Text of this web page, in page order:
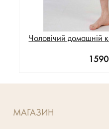
Чоловічий домашній
МАГАЗИН